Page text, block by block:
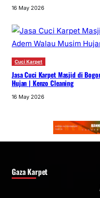
16 May 2026
Cuci Karpet
Jasa Cuci Karpet Masjid di
Hujan | Kenzo Cleaning
16 May 2026
Gaza Karpet